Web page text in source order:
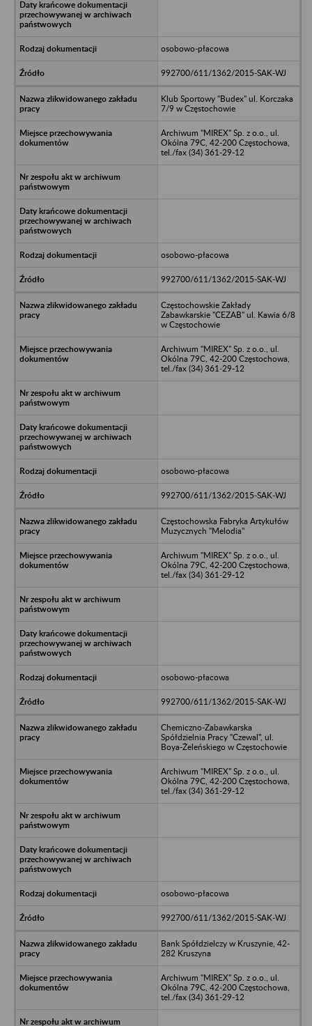
osobowo-płacowa
992700/611/1362/2015-SAK-WJ
Klub Sportowy "Budex" ul. Korczaka
7/9 w Częstochowie
Archiwum "MIREX" Sp. z o.o., ul.
Okólna 79C, 42-200 Częstochowa,
tel./fax (34) 361-29-12
osobowo-płacowa
992700/611/1362/2015-SAK-WJ
Częstochowskie Zakłady
Zabawkarskie "CEZAB" ul. Kawia 6/8
w Częstochowie
Archiwum "MIREX" Sp. z o.o., ul.
Okólna 79C, 42-200 Częstochowa,
tel./fax (34) 361-29-12
osobowo-płacowa
992700/611/1362/2015-SAK-WJ
Częstochowska Fabryka Artykułów
Muzycznych "Melodia"
Archiwum "MIREX" Sp. z o.o., ul.
Okólna 79C, 42-200 Częstochowa,
tel./fax (34) 361-29-12
osobowo-płacowa
992700/611/1362/2015-SAK-WJ
Chemiczno-Zabawkarska
Spółdzielnia Pracy "Czewal", ul.
Boya-Żeleńskiego w Częstochowie
Archiwum "MIREX" Sp. z o.o., ul.
Okólna 79C, 42-200 Częstochowa,
tel./fax (34) 361-29-12
osobowo-płacowa
992700/611/1362/2015-SAK-WJ
Bank Spółdzielczy w Kruszynie, 42-
282 Kruszyna
Archiwum "MIREX" Sp. z o.o., ul.
Okólna 79C, 42-200 Częstochowa,
tel./fax (34) 361-29-12